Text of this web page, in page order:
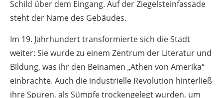
Im 19. Jahrhundert transformierte sich die Stadt
weiter: Sie wurde zu einem Zentrum der Literatur und
Bildung, was ihr den Beinamen „Athen von Amerika“
einbrachte. Auch die industrielle Revolution hinterließ
ihre Spuren, als Sümpfe trockengelegt wurden, um